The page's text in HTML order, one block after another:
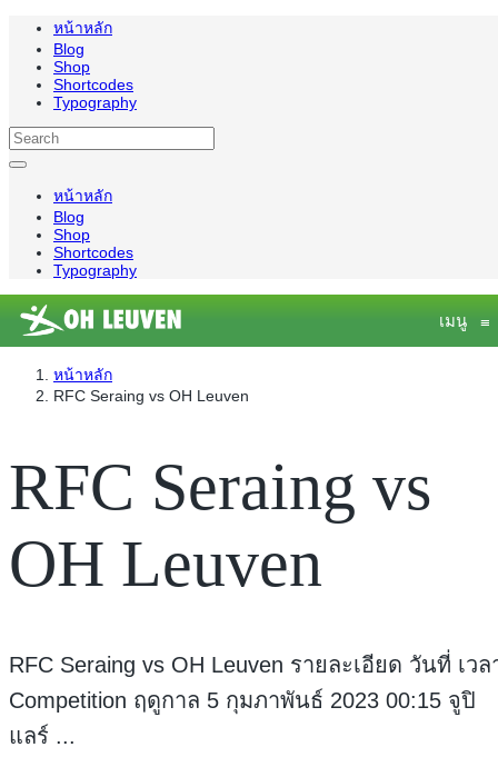
หน้าหลัก
Blog
Shop
Shortcodes
Typography
หน้าหลัก
Blog
Shop
Shortcodes
Typography
เมนู ≡
หน้าหลัก
RFC Seraing vs OH Leuven
RFC Seraing vs
OH Leuven
RFC Seraing vs OH Leuven รายละเอียด วันที่ เวล
Competition ฤดูกาล 5 กุมภาพันธ์ 2023 00:15 จูปิ
แลร์ ...